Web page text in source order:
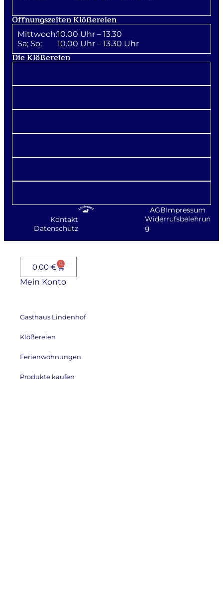
Öffnungszeiten Klößereien
Mittwoch:
Sa; So:
10.00 Uhr – 13.30
10.00 Uhr – 13.30 Uhr
Die Klößereien
Kontakt
Datenschutz
AGBImpressum
Widerrufsbelehrun
g
0,00 € 0
Mein Konto
Gasthaus Lindenhof
Klößereien
Ferienwohnungen
Produkte kaufen